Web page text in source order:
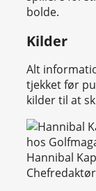
bolde.
Kilder
Alt
tjekket før
kilder til at
Hannibal